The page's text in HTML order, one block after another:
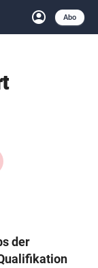
account_circle
Anmelden
Abo
Schließen
der